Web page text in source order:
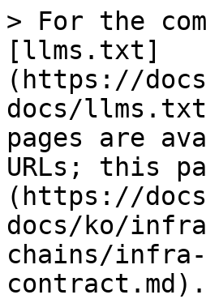
> For the
[llms.txt]
(https://
docs/
pages are
URLs; this
(https://
docs/ko/
chains/infra-
contract.md).